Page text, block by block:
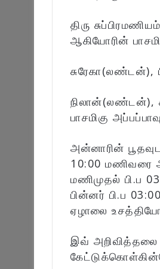
திரு
ஆகியோரின்
சுரேகா(லண்டன்),
நிலான்(லண்டன்),
பாசமிகு
அன்னாரின்
10:00 மணிவரை
மணிமுதல் பி.ப
பின்னர் பி.ப
ஏழாலை
இவ் அறிவித்தலை